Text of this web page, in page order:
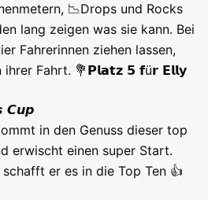
📉Drops und Rocks
lang zeigen was sie kann. Bei
Fahrerinnen ziehen lassen,
Fahrt. 💐𝗣𝗹𝗮𝘁𝘇 𝟱 𝗳ü𝗿 𝗘𝗹𝗹𝘆
𝘾𝙪𝙥
in den Genuss dieser top
erwischt einen super Start.
er es in die Top Ten 👍